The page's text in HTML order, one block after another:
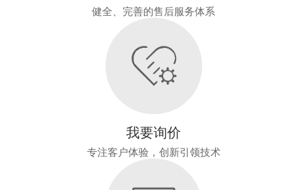
健全、完善的售后服务体系
我要询价
专注客户体验，创新引领技术